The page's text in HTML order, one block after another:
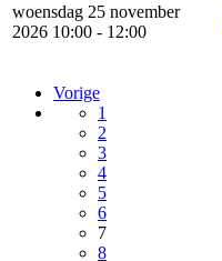
woensdag 25 november
2026 10:00 - 12:00
Vorige
1
2
3
4
5
6
7
8